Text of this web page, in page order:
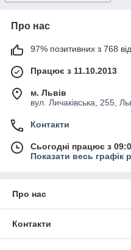
Про нас
97% позитивних з 768
Працює з 11.10.2013
м. Львів
вул. Личаківська, 255,
Контакти
Сьогодні працює з
Показати весь графік
Про нас
Контакти